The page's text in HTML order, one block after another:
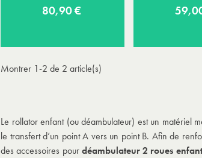
80,90 €
Montrer 1-2 de 2 article(s)
Le rollator enfant (ou déambulateur) est un matériel
le transfert d’un point A vers un point B. Afin de
des accessoires pourdéambulateur 2 roues enfant